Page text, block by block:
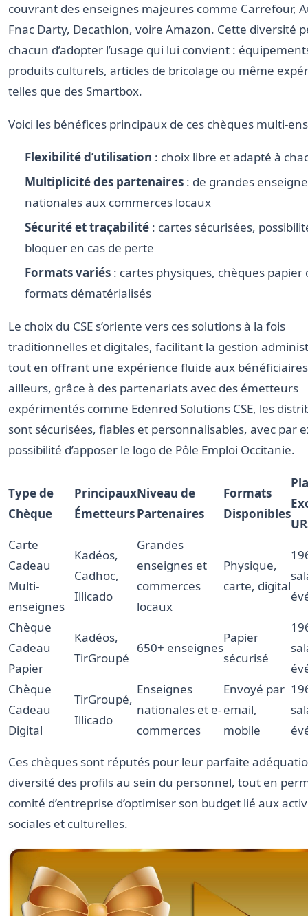
couvrant des enseignes majeures comme Carrefour,
Fnac Darty, Decathlon, voire Amazon. Cette diversité
chacun d’adopter l’usage qui lui convient :
produits culturels, articles de bricolage ou même
telles que des Smartbox.
Voici les bénéfices principaux de ces chèques multi-
Flexibilité d’utilisation : choix libre et adapté à
Multiplicité des partenaires : de grandes
nationales aux commerces locaux
Sécurité et traçabilité : cartes sécurisées,
bloquer en cas de perte
Formats variés : cartes physiques, chèques papier
formats dématérialisés
Le choix du CSE s’oriente vers ces solutions à la fois
traditionnelles et digitales, facilitant la gestion
tout en offrant une expérience fluide aux
ailleurs, grâce à des partenariats avec des émetteurs
expérimentés comme Edenred Solutions CSE, les
sont sécurisées, fiables et personnalisables, avec par
possibilité d’apposer le logo de Pôle Emploi Occitanie.
Type de
Chèque
Principaux
Émetteurs
Niveau de
Partenaires
Formats
Disponibles
Carte
Cadeau
Multi-
enseignes
Kadéos,
Cadhoc,
Illicado
Grandes
enseignes et
commerces
locaux
Physique,
carte, digital
Chèque
Cadeau
Papier
Kadéos,
TirGroupé
650+ enseignes
Papier
sécurisé
Chèque
Cadeau
Digital
TirGroupé,
Illicado
Enseignes
nationales et e-
commerces
Envoyé par
email,
mobile
Ces chèques sont réputés pour leur parfaite
diversité des profils au sein du personnel, tout en
comité d’entreprise d’optimiser son budget lié aux
sociales et culturelles.